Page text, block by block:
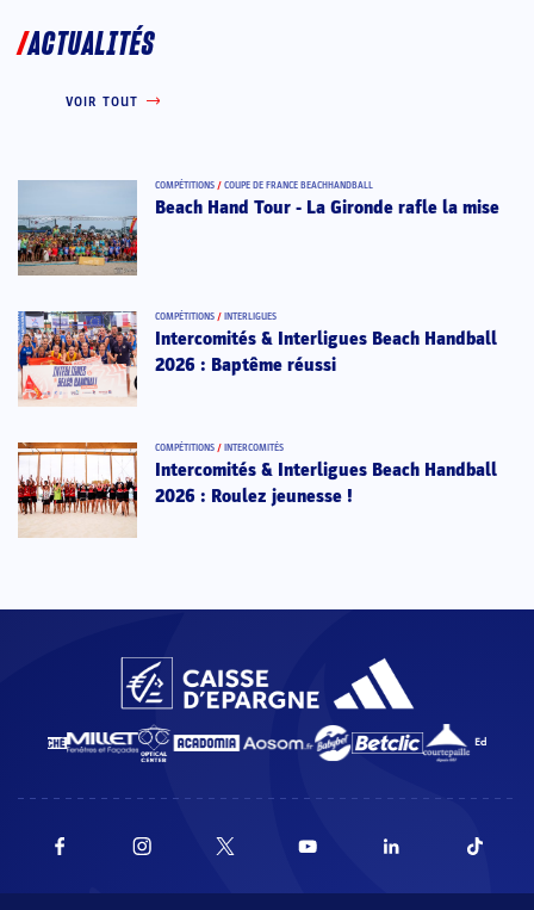
ACTUALITÉS
VOIR TOUT
COMPÉTITIONS / COUPE DE FRANCE BEACHHANDBALL
Beach Hand Tour - La Gironde rafle la mise
COMPÉTITIONS / INTERLIGUES
Intercomités & Interligues Beach Handball
2026 : Baptême réussi
COMPÉTITIONS / INTERCOMITÉS
Intercomités & Interligues Beach Handball
2026 : Roulez jeunesse !